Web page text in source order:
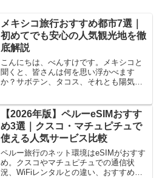
メキシコ旅行おすすめ都市7選｜
初めてでも安心の人気観光地を徹
底解説
こんにちは、べんすけです。メキシコと
聞くと、皆さんは何を思い浮かべます
か？サボテン、タコス、それとも陽気な
ごとに文化や景色が驚くほど劇的に変わ
る国なんです。カリブ海を...
【2026年版】ペルーeSIMおすす
め3選｜クスコ・マチュピチュで
使える人気サービス比較
ペルー旅行のネット環境はeSIMがおすす
め。クスコやマチュピチュでの通信状
況、WiFiレンタルとの違い、おすすめ